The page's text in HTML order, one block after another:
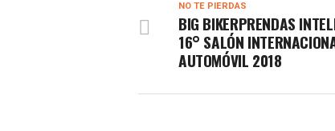
NO TE PIERDAS
BIG BIKERPRENDAS
16° SALÓN
AUTOMÓVIL 2018